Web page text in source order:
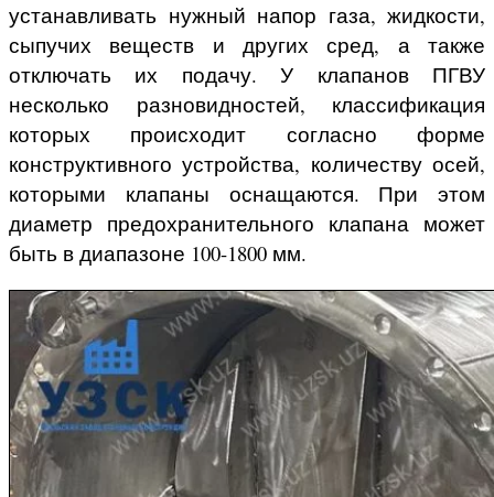
устанавливать нужный напор газа, жидкости,
сыпучих веществ и других сред, а также
отключать их подачу. У клапанов ПГВУ
несколько разновидностей, классификация
которых происходит согласно форме
конструктивного устройства, количеству осей,
которыми клапаны оснащаются. При этом
диаметр предохранительного клапана может
быть в диапазоне 100-1800 мм.